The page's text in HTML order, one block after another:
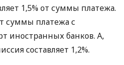
1,5% от суммы платежа.
суммы платежа с
иностранных банков. А,
составляет 1,2%.